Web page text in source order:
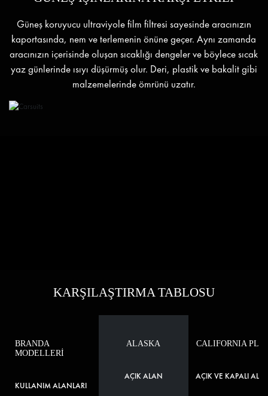
Güneş koruyucu ultraviyole film filtresi sayesinde aracınızın
kaportasında, nem ve terlemenin önüne geçer. Aynı zamanda
aracınızın içerisinde oluşan sıcaklığı dengeler ve böylece sıcak
yaz günlerinde ısıyı düşürmüş olur. Deri, plastik ve bakalit gibi
malzemelerinde ömrünü uzatır.
KARŞILAŞTIRMA TABLOSU
BRANDA
MODELLERİ
KULLANIM ALANLARI
ALASKA
AÇIK ALAN
CALIFORNIA
AÇIK VE KAPALI